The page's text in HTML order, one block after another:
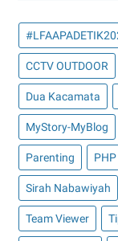
CCTV OUTDOOR
Dua Kacamata
MyStory-MyBlog
Parenting PHP
Sirah Nabawiyah
Team Viewer